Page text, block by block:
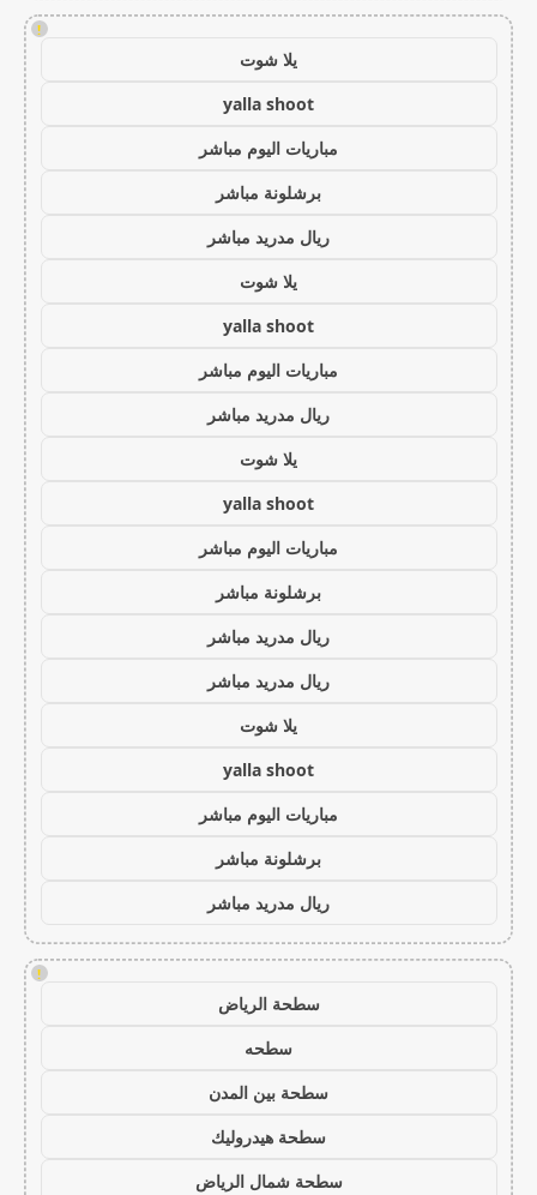
!
يلا شوت
yalla shoot
مباريات اليوم مباشر
برشلونة مباشر
ريال مدريد مباشر
يلا شوت
yalla shoot
مباريات اليوم مباشر
ريال مدريد مباشر
يلا شوت
yalla shoot
مباريات اليوم مباشر
برشلونة مباشر
ريال مدريد مباشر
ريال مدريد مباشر
يلا شوت
yalla shoot
مباريات اليوم مباشر
برشلونة مباشر
ريال مدريد مباشر
!
سطحة الرياض
سطحه
سطحة بين المدن
سطحة هيدروليك
سطحة شمال الرياض